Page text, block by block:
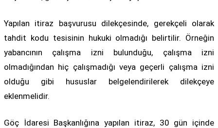
Yapılan itiraz başvurusu dilekçesinde, gerekçeli olarak
tahdit kodu tesisinin hukuki olmadığı belirtilir. Örneğin
yabancının çalışma izni bulunduğu, çalışma izni
olmadığından hiç çalışmadığı veya geçerli çalışma izni
olduğu gibi hususlar belgelendirilerek dilekçeye
eklenmelidir.
Göç İdaresi Başkanlığına yapılan itiraz, 30 gün içinde